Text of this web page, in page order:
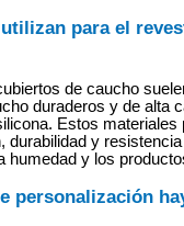
para el
de caucho
duraderos y de alta
Estos materiales
durabilidad y
humedad y los
personalización